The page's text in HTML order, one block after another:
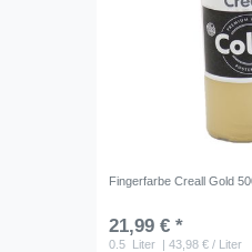
Fingerfarbe Creall Gold
21,99 € *
0.5 Liter | 43,98 € / Liter